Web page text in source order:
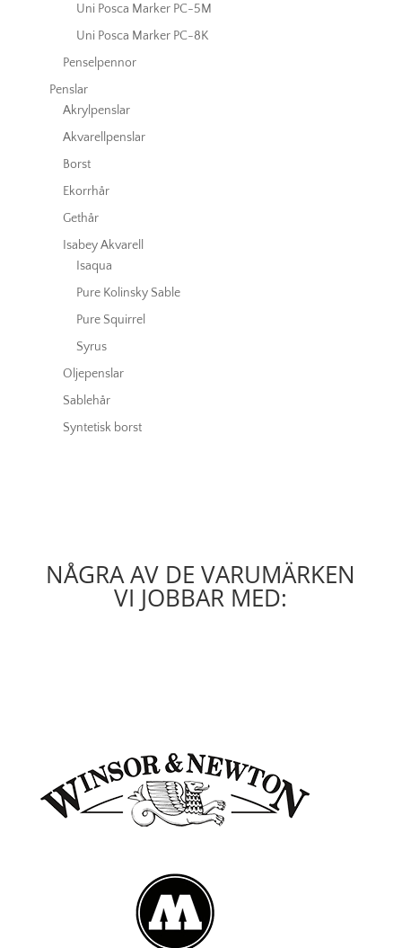
Uni Posca Marker PC-5M
Uni Posca Marker PC-8K
Penselpennor
Penslar
Akrylpenslar
Akvarellpenslar
Borst
Ekorrhår
Gethår
Isabey Akvarell
Isaqua
Pure Kolinsky Sable
Pure Squirrel
Syrus
Oljepenslar
Sablehår
Syntetisk borst
NÅGRA AV DE VARUMÄRKEN
VI JOBBAR MED: